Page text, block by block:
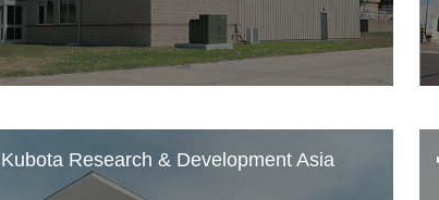
Kubota Research & Development Asia